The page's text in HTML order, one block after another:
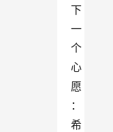
下
一
个
心
愿
：
希